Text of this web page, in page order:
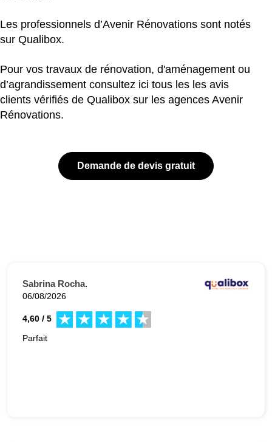
Les professionnels d’Avenir Rénovations sont notés
sur Qualibox.
Pour vos travaux de rénovation, d'aménagement ou
d’agrandissement consultez ici tous les les avis
clients vérifiés de Qualibox sur les agences Avenir
Rénovations.
Demande de devis gratuit
Sabrina Rocha.
06/08/2026
4,60 / 5
Parfait